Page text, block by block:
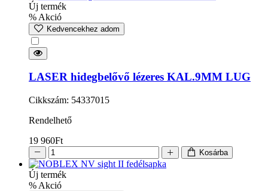
Új termék
% Akció
Kedvencekhez adom
LASER hidegbelővő lézeres KAL.9MM LUG
Cikkszám: 54337015
Rendelhető
19 960Ft
Kosárba
Új termék
% Akció